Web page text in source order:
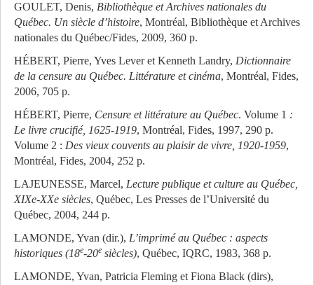
GOULET, Denis, Bibliothèque et Archives nationales du
Québec. Un siècle d’histoire, Montréal, Bibliothèque et Archives
nationales du Québec/Fides, 2009, 360 p.
HÉBERT, Pierre, Yves Lever et Kenneth Landry, Dictionnaire
de la censure au Québec. Littérature et cinéma, Montréal, Fides,
2006, 705 p.
HÉBERT, Pierre, Censure et littérature au Québec. Volume 1 :
Le livre crucifié, 1625-1919, Montréal, Fides, 1997, 290 p.
Volume 2 : Des vieux couvents au plaisir de vivre, 1920-1959,
Montréal, Fides, 2004, 252 p.
LAJEUNESSE, Marcel, Lecture publique et culture au Québec,
XIXe-XXe siècles, Québec, Les Presses de l’Université du
Québec, 2004, 244 p.
LAMONDE, Yvan (dir.), L’imprimé au Québec : aspects
historiques (18e-20e siècles), Québec, IQRC, 1983, 368 p.
LAMONDE, Yvan, Patricia Fleming et Fiona Black (dirs),